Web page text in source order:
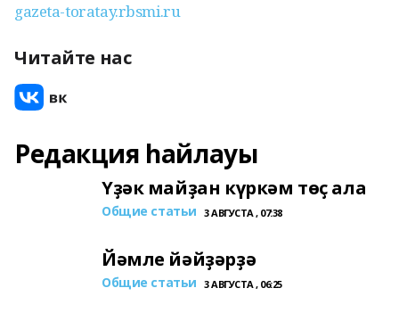
gazeta-toratay.rbsmi.ru
Читайте нас
Редакция һайлауы
Үҙәк майҙан күркәм төҫ ала
Общие статьи 3 АВГУСТА , 07:38
Йәмле йәйҙәрҙә
Общие статьи 3 АВГУСТА , 06:25